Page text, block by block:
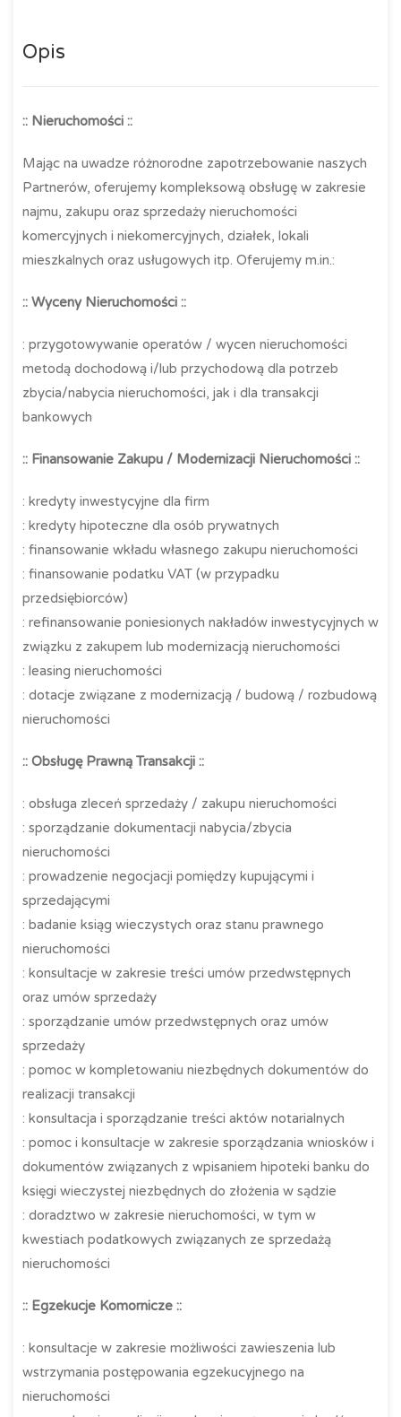
Opis
:: Nieruchomości ::
Mając na uwadze różnorodne zapotrzebowanie naszych
Partnerów, oferujemy kompleksową obsługę w zakresie
najmu, zakupu oraz sprzedaży nieruchomości
komercyjnych i niekomercyjnych, działek, lokali
mieszkalnych oraz usługowych itp. Oferujemy m.in.:
:: Wyceny Nieruchomości ::
: przygotowywanie operatów / wycen nieruchomości
metodą dochodową i/lub przychodową dla potrzeb
zbycia/nabycia nieruchomości, jak i dla transakcji
bankowych
:: Finansowanie Zakupu / Modernizacji Nieruchomości ::
: kredyty inwestycyjne dla firm
: kredyty hipoteczne dla osób prywatnych
: finansowanie wkładu własnego zakupu nieruchomości
: finansowanie podatku VAT (w przypadku
przedsiębiorców)
: refinansowanie poniesionych nakładów inwestycyjnych w
związku z zakupem lub modernizacją nieruchomości
: leasing nieruchomości
: dotacje związane z modernizacją / budową / rozbudową
nieruchomości
:: Obsługę Prawną Transakcji ::
: obsługa zleceń sprzedaży / zakupu nieruchomości
: sporządzanie dokumentacji nabycia/zbycia
nieruchomości
: prowadzenie negocjacji pomiędzy kupującymi i
sprzedającymi
: badanie ksiąg wieczystych oraz stanu prawnego
nieruchomości
: konsultacje w zakresie treści umów przedwstępnych
oraz umów sprzedaży
: sporządzanie umów przedwstępnych oraz umów
sprzedaży
: pomoc w kompletowaniu niezbędnych dokumentów do
realizacji transakcji
: konsultacja i sporządzanie treści aktów notarialnych
: pomoc i konsultacje w zakresie sporządzania wniosków i
dokumentów związanych z wpisaniem hipoteki banku do
księgi wieczystej niezbędnych do złożenia w sądzie
: doradztwo w zakresie nieruchomości, w tym w
kwestiach podatkowych związanych ze sprzedażą
nieruchomości
:: Egzekucje Komornicze ::
: konsultacje w zakresie możliwości zawieszenia lub
wstrzymania postępowania egzekucyjnego na
nieruchomości